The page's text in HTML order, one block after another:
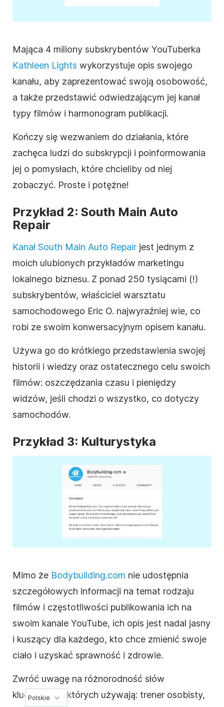
Mająca 4 miliony subskrybentów YouTuberka
Kathleen Lights wykorzystuje opis swojego
kanału, aby zaprezentować swoją osobowość,
a także przedstawić odwiedzającym jej kanał
typy filmów i harmonogram publikacji.
Kończy się wezwaniem do działania, które
zachęca ludzi do subskrypcji i poinformowania
jej o pomysłach, które chcieliby od niej
zobaczyć. Proste i potężne!
Przykład 2: South Main Auto
Repair
Kanał South Main Auto Repair jest jednym z
moich ulubionych przykładów marketingu
lokalnego biznesu. Z ponad 250 tysiącami (!)
subskrybentów, właściciel warsztatu
samochodowego Eric O. najwyraźniej wie, co
robi ze swoim konwersacyjnym opisem kanału.
Używa go do krótkiego przedstawienia swojej
historii i wiedzy oraz ostatecznego celu swoich
filmów: oszczędzania czasu i pieniędzy
widzów, jeśli chodzi o wszystko, co dotyczy
samochodów.
Przykład 3: Kulturystyka
Mimo że Bodybuilding.com nie udostępnia
szczegółowych informacji na temat rodzaju
filmów i częstotliwości publikowania ich na
swoim kanale YouTube, ich opis jest nadal jasny
i kuszący dla każdego, kto chce zmienić swoje
ciało i uzyskać sprawność i zdrowie.
Zwróć uwagę na różnorodność słów
kluczowych, których używają: trener osobisty,
Polskie